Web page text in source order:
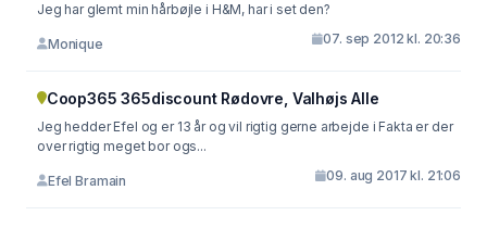
Jeg har glemt min hårbøjle i H&M, har i set den?
Monique 07. sep 2012 kl. 20:36
Coop365 365discount Rødovre, Valhøjs Alle
Jeg hedder Efel og er 13 år og vil rigtig gerne arbejde i Fakta er der
over rigtig meget bor ogs...
Efel Bramain 09. aug 2017 kl. 21:06